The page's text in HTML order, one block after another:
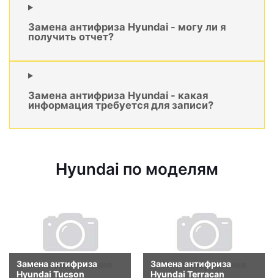
Замена антифриза Hyundai - могу ли я
получить отчет?
Замена антифриза Hyundai - какая
информация требуется для записи?
Hyundai по моделям
Замена антифриза
Hyundai Tucson
Замена антифриза
Hyundai Terracan